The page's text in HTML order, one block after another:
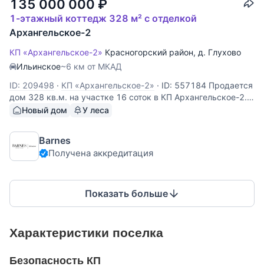
135 000 000 ₽
1-этажный коттедж 328 м² с отделкой
Архангельское-2
КП «Архангельское-2» Красногорский район, д. Глухово
Ильинское~6 км от МКАД
ID: 209498 · КП «Архангельское-2» · ID: 557184 Продается
дом 328 кв.м. на участке 16 соток в КП Архангельское-2. 7
км. от МКАД по Новорижскому или Ильинскому шоссе.
мастер-спальня с гардеробной и с/у, спальня с с/у и
Новый дом У леса
Barnes
Получена аккредитация
Показать больше
Характеристики поселка
Безопасность КП